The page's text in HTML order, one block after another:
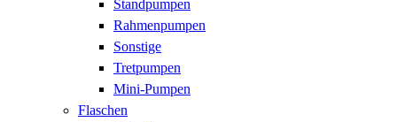
Standpumpen
Rahmenpumpen
Sonstige
Tretpumpen
Mini-Pumpen
Flaschen